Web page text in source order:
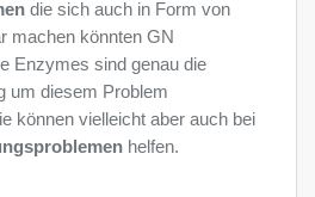
die sich auch in Form von
machen könnten GN
Enzymes sind genau die
um diesem Problem
können vielleicht aber auch bei
helfen.